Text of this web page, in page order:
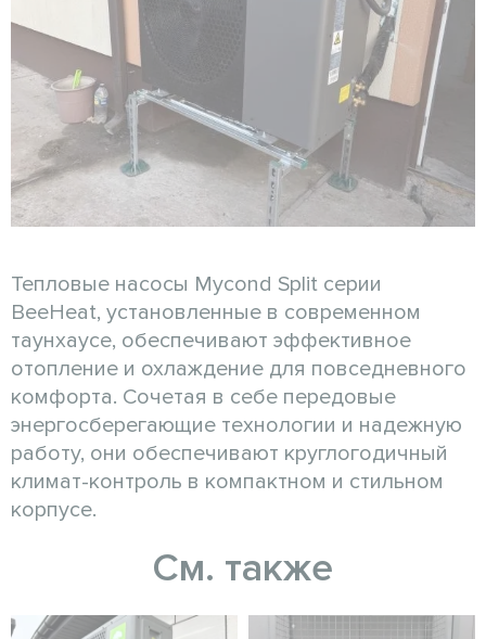
Тепловые насосы Mycond Split серии
BeeHeat, установленные в современном
таунхаусе, обеспечивают эффективное
отопление и охлаждение для повседневного
комфорта. Сочетая в себе передовые
энергосберегающие технологии и надежную
работу, они обеспечивают круглогодичный
климат-контроль в компактном и стильном
корпусе.
См. также